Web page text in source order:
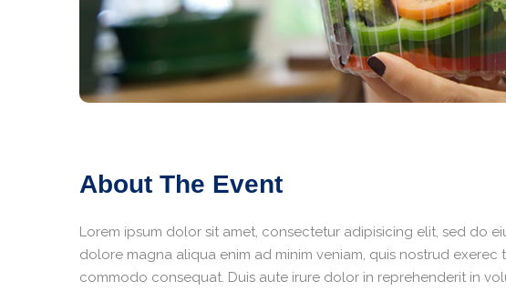
About The Event
Lorem ipsum dolor sit amet, consectetur adipisicing elit, sed do
dolore magna aliqua enim ad minim veniam, quis nostrud
commodo consequat. Duis aute irure dolor in reprehenderit in